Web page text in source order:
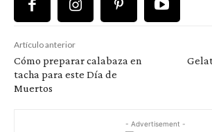
Artículo anterior
Cómo preparar calabaza en
tacha para este Día de
Muertos
- Advertisement -